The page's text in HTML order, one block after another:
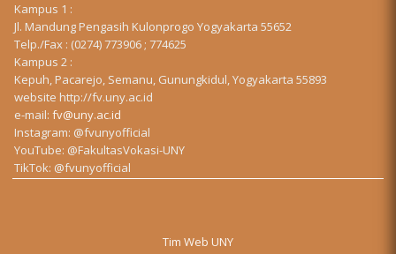
Kampus 1 :
Jl. Mandung Pengasih Kulonprogo Yogyakarta 55652
Telp./Fax : (0274) 773906 ; 774625
Kampus 2 :
Kepuh, Pacarejo, Semanu, Gunungkidul, Yogyakarta 55893
website http://fv.uny.ac.id
e-mail:fv@uny.ac.id
Instagram: @fvunyofficial
YouTube: @FakultasVokasi-UNY
TikTok: @fvunyofficial
Tim Web UNY